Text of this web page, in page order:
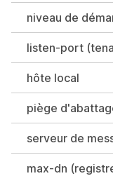
niveau de
listen-port
hôte local
piège
serveur de
max-dn